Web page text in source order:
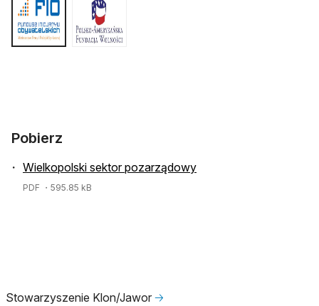
Pobierz
Wielkopolski sektor pozarządowy
PDF ・595.85 kB
Stowarzyszenie Klon/Jawor 🡢